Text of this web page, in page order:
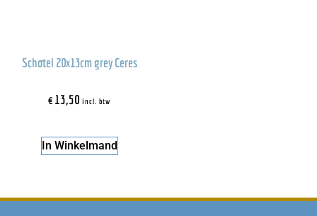
Schotel 20x13cm grey Ceres
€13,50 incl. btw
In Winkelmand